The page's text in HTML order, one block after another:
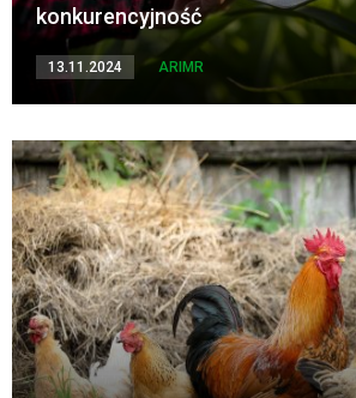
konkurencyjność
13.11.2024 ARIMR